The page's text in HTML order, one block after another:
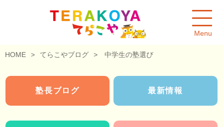
Menu
HOME > てらこやブログ > 中学生の塾選び
塾長ブログ 最新情報